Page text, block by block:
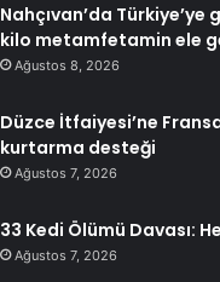
Nahçıvan’da Türkiye’ye
kilo metamfetamin ele
Ağustos 8, 2026
Düzce İtfaiyesi’ne
kurtarma desteği
Ağustos 7, 2026
33 Kedi Ölümü Davası:
Ağustos 7, 2026